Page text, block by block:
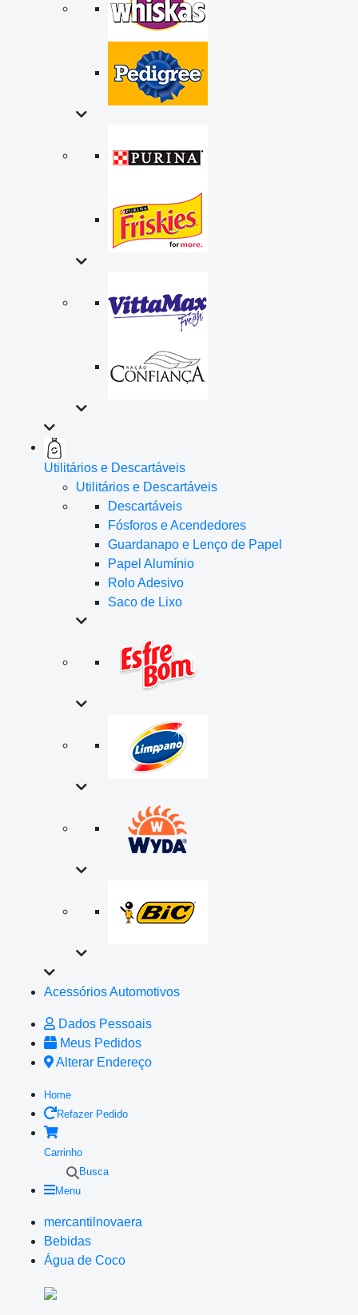
Utilitários e Descartáveis
Utilitários e Descartáveis
Descartáveis
Fósforos e Acendedores
Guardanapo e Lenço de Papel
Papel Alumínio
Rolo Adesivo
Saco de Lixo
Acessórios Automotivos
Dados Pessoais
Meus Pedidos
Alterar Endereço
Home
Refazer Pedido
Carrinho
Busca
Menu
mercantilnovaera
Bebidas
Água de Coco